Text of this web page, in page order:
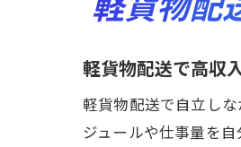
軽貨物配送で高収
軽貨物配送で自立し
ジュールや仕事量を